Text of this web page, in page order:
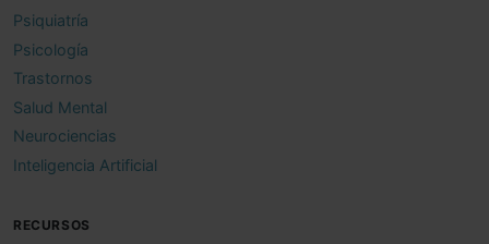
Psiquiatría
Psicología
Trastornos
Salud Mental
Neurociencias
Inteligencia Artificial
RECURSOS